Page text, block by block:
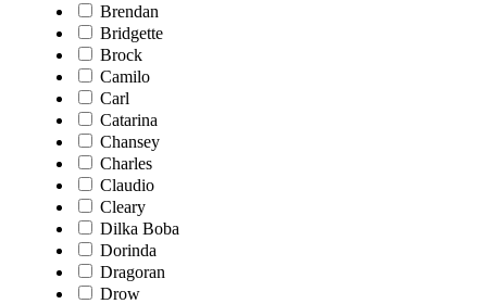
Brendan
Bridgette
Brock
Camilo
Carl
Catarina
Chansey
Charles
Claudio
Cleary
Dilka Boba
Dorinda
Dragoran
Drow